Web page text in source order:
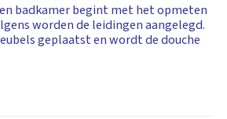
badkamer begint met het opmeten
worden de leidingen aangelegd.
geplaatst en wordt de douche